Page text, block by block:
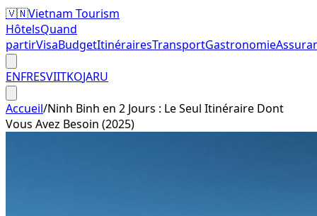
🇻🇳Vietnam Tourism
HôtelsQuand
partirVisaBudgetItinérairesTransportGastronomie
ENFRESVIITKOJARU
Accueil/Ninh Binh en 2 Jours : Le Seul Itinéraire Dont
Vous Avez Besoin (2025)